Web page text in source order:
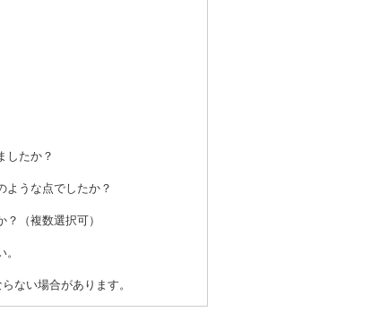
したか？
ような点でしたか？
（複数選択可）
ない場合があります。